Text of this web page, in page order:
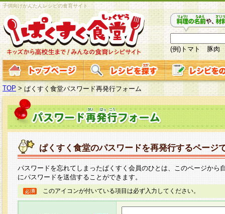
子供向けかんたんレシピの食育サイト
(例)トマト 豚肉
TOP > ぱくすく食堂パスワード再発行フォーム
ぱくすく食堂のパスワードを再発行するページ
パスワードを忘れてしまったぱくすく会員のひとは、このページから
にパスワードを送信することができます。
このアイコンが付いている項目は必ず入力してください。